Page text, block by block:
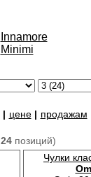
Innamore
Minimi
| цене| продажам
24позиций)
Чулки